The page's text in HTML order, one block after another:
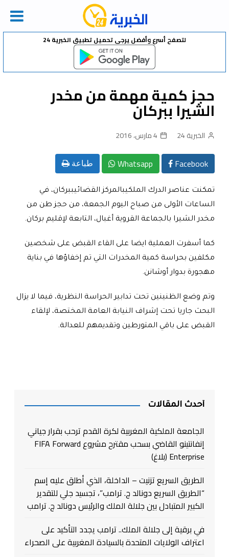
Skip
لتصفح أسرع وأفضل يرجى تحميل تطبيق الخبرية 24
حجز كمية مهمة من مخدر
الشيرا ببركان
الخبرية 24 4 مارس، 2016
Facebook
Whatsapp طباعة
تمكنت عناصر الدرك الملكيبالمركز القضائيببركان، في
الساعات الأولى من صباح اليوم الجمعة، من حجز طن من
مخدر الشيرا بالجماعة القروية أغبال، التابعة لإقليم بركان.
كما أسفرت العملية ايضا على القاء القبض على شخصين
مكلفين بحراسة كمية المخدرات التي تم إخفاؤها في بناية
مهجورة بدوار أوشانن.
وتم وضع الظنينين تحت تدابير الحراسة النظرية، فيما لا يزال
البحث جاريا تحت إشراف النيابة العامة المختصة، لإلقاء
القبض على باقي المتورطين وتقديمهم للعدالة.
أحدث المقالات
الجامعة الملكية المغربية لكرة القدم ترحب بقرار جياني
إنفانتينو القاضي بسحب مقترح مشروع FIFA Forward
Enterprise (بلاغ)
الطريق السريع تزنيت – الداخلة، الذي أطلق عليه إسم
“الطريق السريع دونالد ج. ترامب”، تجسيد جلي للتقدير
الكبير المتبادل بين جلالة الملك والرئيس دونالد ج. ترامب
في برقية إلى جلالة الملك.. ترامب يجدد التأكيد على
اعتراف الولايات المتحدة بالسيادة المغربية على الصحراء